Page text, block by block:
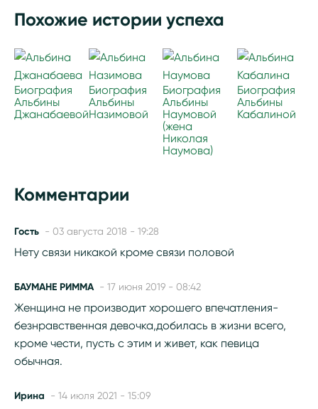
Похожие истории успеха
Биография
Альбины
Джанабаевой
Биография
Альбины
Назимовой
Биография
Альбины
Наумовой
(жена
Николая
Наумова)
Биография
Альбины
Кабалиной
Комментарии
Гость - 03 августа 2018 - 19:28
Нету связи никакой кроме связи половой
БАУМАНЕ РИММА - 17 июня 2019 - 08:42
Женщина не производит хорошего впечатления-
безнравственная девочка,добилась в жизни всего,
кроме чести, пусть с этим и живет, как певица
обычная.
Ирина - 14 июля 2021 - 15:09